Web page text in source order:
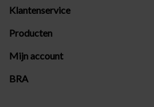
Klantenservice
Producten
Mijn account
BRA